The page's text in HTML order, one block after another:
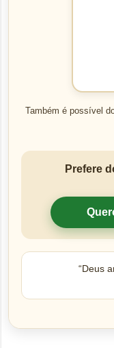
Também é possível
Prefere
“Deus